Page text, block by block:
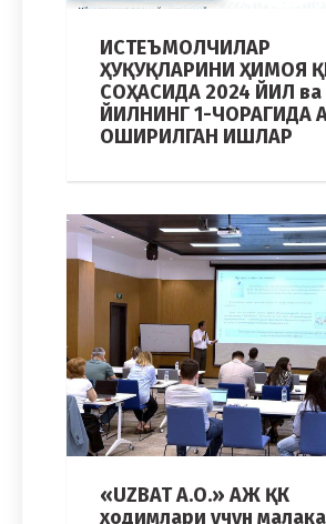
ИСТЕЪМОЛЧИЛАР
ҲУҚУҚЛАРИНИ ҲИМОЯ
СОҲАСИДА 2024 ЙИЛ ва
ЙИЛНИНГ 1-ЧОРАГИДА
ОШИРИЛГАН ИШЛАР
«UZBAT A.O.» АЖ ҚК
ходимлари учун малака